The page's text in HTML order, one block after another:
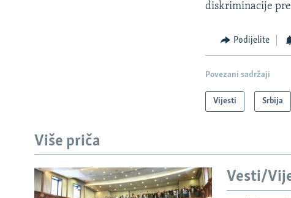
diskriminacije
Podijelite
Povezani sadržaji
Vijesti Srbija
Više priča
Vesti/